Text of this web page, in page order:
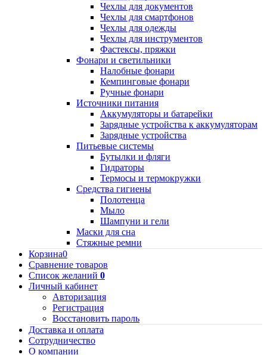
Чехлы для документов
Чехлы для смартфонов
Чехлы для одежды
Чехлы для инструментов
Фастексы, пряжки
Фонари и светильники
Налобные фонари
Кемпинговые фонари
Ручные фонари
Источники питания
Аккумуляторы и батарейки
Зарядные устройства к аккумуляторам
Зарядные устройства
Питьевые системы
Бутылки и фляги
Гидраторы
Термосы и термокружки
Средства гигиены
Полотенца
Мыло
Шампуни и гели
Маски для сна
Стяжные ремни
Корзина0
Сравнение товаров
Список желаний 0
Личный кабинет
Авторизация
Регистрация
Восстановить пароль
Доставка и оплата
Сотрудничество
О компании